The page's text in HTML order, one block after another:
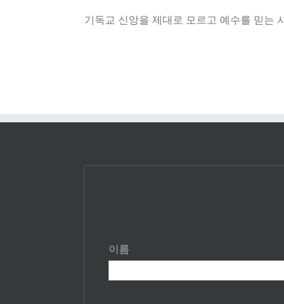
기독교 신앙을 제대로 모르고 예수를 믿는
이름